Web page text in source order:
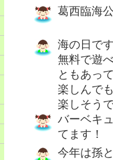
葛西臨海
海の日で
無料で遊
ともあっ
楽しんで
楽しそう
バーベキ
てます！
今年は孫